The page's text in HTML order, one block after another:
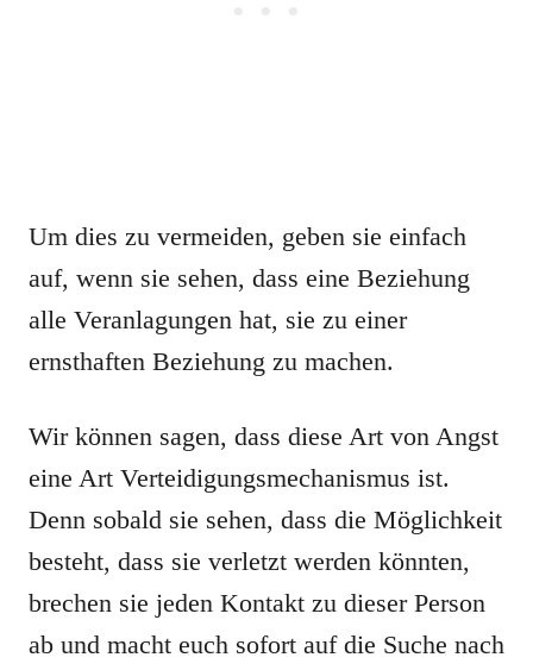
Um dies zu vermeiden, geben sie einfach
auf, wenn sie sehen, dass eine Beziehung
alle Veranlagungen hat, sie zu einer
ernsthaften Beziehung zu machen.
Wir können sagen, dass diese Art von Angst
eine Art Verteidigungsmechanismus ist.
Denn sobald sie sehen, dass die Möglichkeit
besteht, dass sie verletzt werden könnten,
brechen sie jeden Kontakt zu dieser Person
ab und macht euch sofort auf die Suche nach